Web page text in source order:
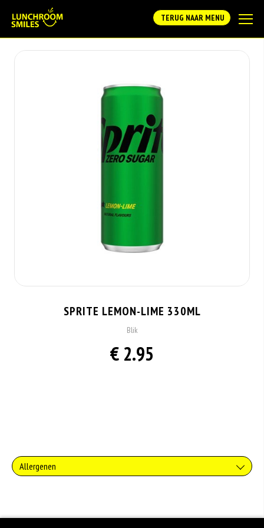
TERUG NAAR MENU
SPRITE LEMON-LIME 330ML
Blik
€ 2.95
Allergenen